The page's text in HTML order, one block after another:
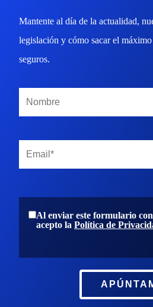
Mantente al día de la actualidad,
legislación y cómo sacar el
seguros.
Al enviar este formulario
acepto laPolítica de